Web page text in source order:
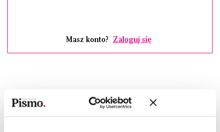
Masz konto? Zaloguj się
CZYTAJ TAKŻE